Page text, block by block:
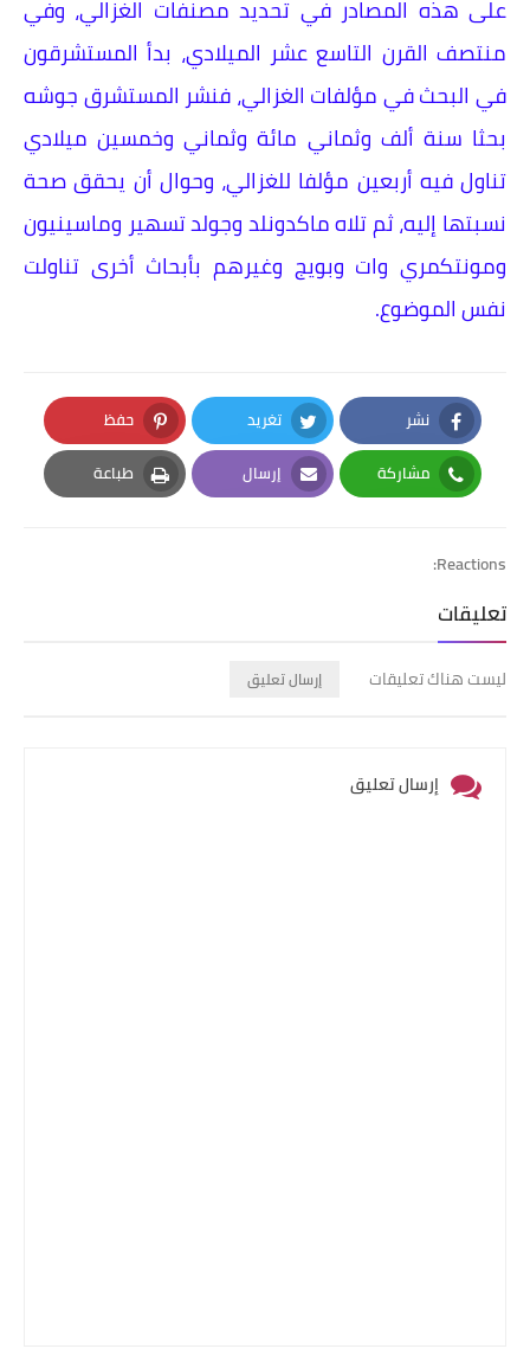
على هذه المصادر في تحديد مصنفات الغزالي، وفي
منتصف القرن التاسع عشر الميلادي، بدأ المستشرقون
في البحث في مؤلفات الغزالي، فنشر المستشرق جوشه
بحثا سنة ألف وثماني مائة وثماني وخمسين ميلادي
تناول فيه أربعين مؤلفا للغزالي، وحوال أن يحقق صحة
نسبتها إليه، ثم تلاه ماكدونلد وجولد تسهير وماسينيون
ومونتكمري وات وبويج وغيرهم بأبحاث أخرى تناولت
نفس الموضوع.
نشر
Facebook
تغريد
Twitter
حفظ
Pinterest
مشاركة
Whatsapp
إرسال
Email
طباعة
Print
Reactions:
تعليقات
ليست هناك تعليقات إرسال تعليق
إرسال تعليق